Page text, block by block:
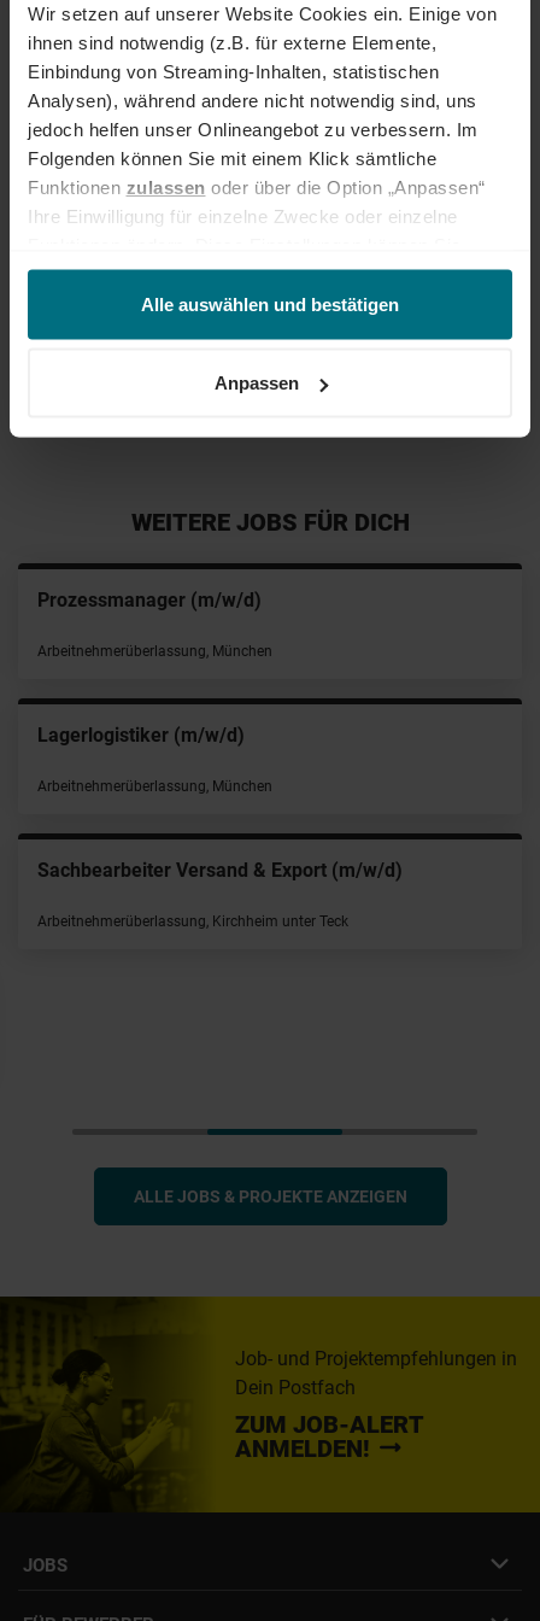
Wir setzen auf unserer Website Cookies ein. Einige von
ihnen sind notwendig (z.B. für externe Elemente,
Einbindung von Streaming-Inhalten, statistischen
Analysen), während andere nicht notwendig sind, uns
jedoch helfen unser Onlineangebot zu verbessern. Im
Folgenden können Sie mit einem Klick sämtliche
Funktionen zulassen oder über die Option „Anpassen“
Ihre Einwilligung für einzelne Zwecke oder einzelne
jederzeit über unserenCookie-Hinweisaufrufen
und/oder nachträglich jederzeit anpassen. Weitere
Informationen erhalten Sie über unseren
Alle auswählen und bestätigen
Anpassen
Jetzt bewerben
Deine Ansprechperson
Phillip Annandale
+49 89 540 210 205
WEITERE JOBS FÜR DICH
Prozessmanager (m/w/d)
Arbeitnehmerüberlassung, München
Lagerlogistiker (m/w/d)
Arbeitnehmerüberlassung, München
Sachbearbeiter Versand & Export (m/w/d)
Arbeitnehmerüberlassung, Kirchheim unter Teck
ALLE JOBS & PROJEKTE ANZEIGEN
Job- und Projektempfehlungen in
Dein Postfach
ZUM JOB-ALERT
ANMELDEN!
JOBS